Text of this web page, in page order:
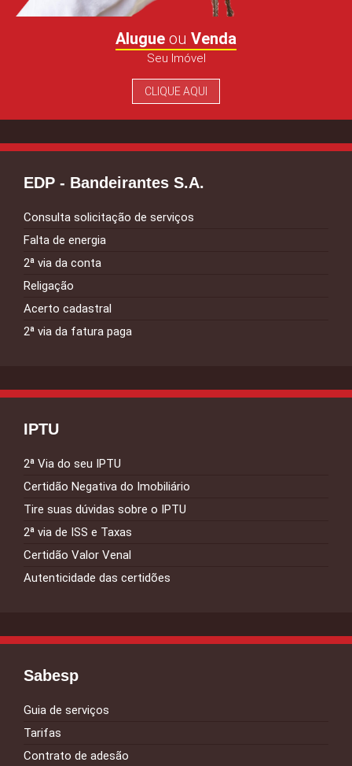
Alugue ou Venda
Seu Imóvel
CLIQUE AQUI
EDP - Bandeirantes S.A.
Consulta solicitação de serviços
Falta de energia
2ª via da conta
Religação
Acerto cadastral
2ª via da fatura paga
IPTU
2ª Via do seu IPTU
Certidão Negativa do Imobiliário
Tire suas dúvidas sobre o IPTU
2ª via de ISS e Taxas
Certidão Valor Venal
Autenticidade das certidões
Sabesp
Guia de serviços
Tarifas
Contrato de adesão